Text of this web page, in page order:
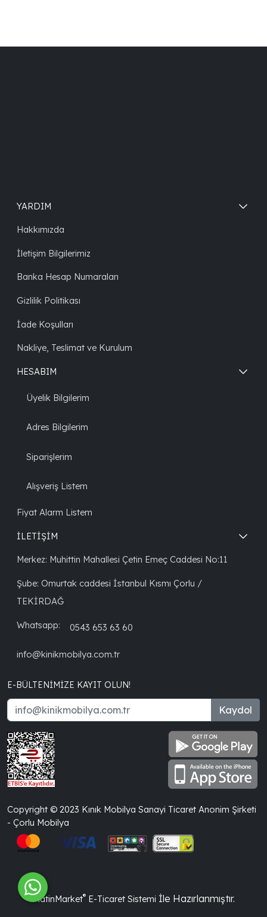
YARDIM
Hakkımızda
İletişim Bilgilerimiz
Banka Hesap Numaraları
Gizlilik Politikası
İade Koşulları
Nakliye, Teslimat ve Kurulum
HESABIM
Üyelik Bilgilerim
Adres Bilgilerim
Siparişlerim
Alışveriş Listem
Fiyat Alarm Listem
İLETİŞİM
Merkez: Muhittin Mahallesi Çetin Emeç Caddesi No:11
Şube: Omurtak caddesi İstanbul Kısmı Çorlu /
TEKİRDAĞ
Whatsapp: 0543 653 63 60
info@kinikmobilya.com.tr
E-BÜLTENIMIZE KAYIT OLUN!
Kaydol
Copyright © 2023 Kınık Mobilya Sanayi Ticaret Anonim Şirketi
- Çorlu Mobilya
PlatinMarket® E-Ticaret Sistemi İle Hazırlanmıştır.